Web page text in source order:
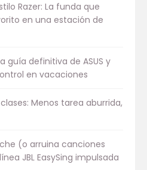
Razer: La funda que
en una estación de
guía definitiva de ASUS y
en vacaciones
Menos tarea aburrida,
(o arruina canciones
JBL EasySing impulsada